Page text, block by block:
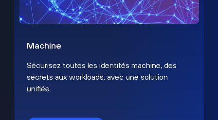
Machine
Sécurisez toutes les identités machine, des
secrets aux workloads, avec une solution
unifiée.